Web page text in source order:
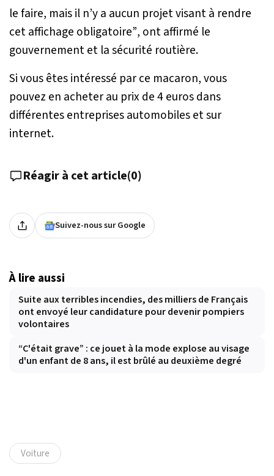
le faire, mais il n’y a aucun projet visant à rendre
cet affichage obligatoire”, ont affirmé le
gouvernement et la sécurité routière.
Si vous êtes intéressé par ce macaron, vous
pouvez en acheter au prix de 4 euros dans
différentes entreprises automobiles et sur
internet.
Réagir à cet article(0)
Suivez-nous sur Google
À lire aussi
Suite aux terribles incendies, des milliers de Français
ont envoyé leur candidature pour devenir pompiers
volontaires
“C'était grave” : ce jouet à la mode explose au visage
d'un enfant de 8 ans, il est brûlé au deuxième degré
Voiture